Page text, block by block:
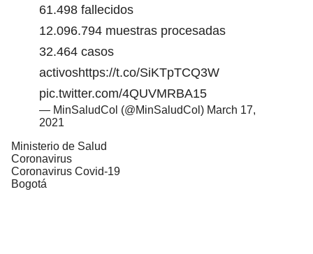
61.498 fallecidos
12.096.794 muestras procesadas
32.464 casos
activoshttps://t.co/SiKTpTCQ3W
pic.twitter.com/4QUVMRBA15
— MinSaludCol (@MinSaludCol) March 17,
2021
Ministerio de Salud
Coronavirus
Coronavirus Covid-19
Bogotá